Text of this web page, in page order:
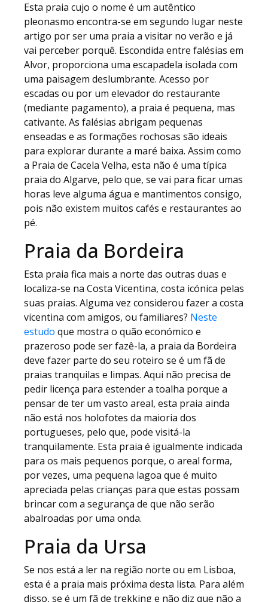
Esta praia cujo o nome é um autêntico
pleonasmo encontra-se em segundo lugar neste
artigo por ser uma praia a visitar no verão e já
vai perceber porquê. Escondida entre falésias em
Alvor, proporciona uma escapadela isolada com
uma paisagem deslumbrante. Acesso por
escadas ou por um elevador do restaurante
(mediante pagamento), a praia é pequena, mas
cativante. As falésias abrigam pequenas
enseadas e as formações rochosas são ideais
para explorar durante a maré baixa. Assim como
a Praia de Cacela Velha, esta não é uma típica
praia do Algarve, pelo que, se vai para ficar umas
horas leve alguma água e mantimentos consigo,
pois não existem muitos cafés e restaurantes ao
pé.
Praia da Bordeira
Esta praia fica mais a norte das outras duas e
localiza-se na Costa Vicentina, costa icónica pelas
suas praias. Alguma vez considerou fazer a costa
vicentina com amigos, ou familiares? Neste
estudo que mostra o quão económico e
prazeroso pode ser fazê-la, a praia da Bordeira
deve fazer parte do seu roteiro se é um fã de
praias tranquilas e limpas. Aqui não precisa de
pedir licença para estender a toalha porque a
pensar de ter um vasto areal, esta praia ainda
não está nos holofotes da maioria dos
portugueses, pelo que, pode visitá-la
tranquilamente. Esta praia é igualmente indicada
para os mais pequenos porque, o areal forma,
por vezes, uma pequena lagoa que é muito
apreciada pelas crianças para que estas possam
brincar com a segurança de que não serão
abalroadas por uma onda.
Praia da Ursa
Se nos está a ler na região norte ou em Lisboa,
esta é a praia mais próxima desta lista. Para além
disso, se é um fã de trekking e não diz que não a